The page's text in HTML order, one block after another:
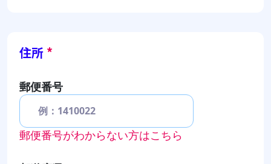
住所 *
郵便番号
郵便番号がわからない方はこちら